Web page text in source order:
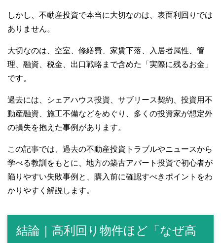
しかし、不動産投資で本当に大切なのは、表面利回りでは
ありません。
大切なのは、空室、修繕費、家賃下落、入居者属性、管
理、融資、税金、出口戦略まで含めた「実際に残るお金」
です。
過去には、シェアハウス投資、サブリース契約、投資用不
動産融資、施工不備などをめぐり、多くの投資家が想定外
の損失を抱えた事例があります。
この記事では、過去の不動産投資トラブルやニュースから
学べる教訓をもとに、地方の築古アパート投資で初心者が
陥りやすい失敗事例と、購入前に確認すべきポイントをわ
かりやすく解説します。
結論｜高利回り物件ほど「なぜ高